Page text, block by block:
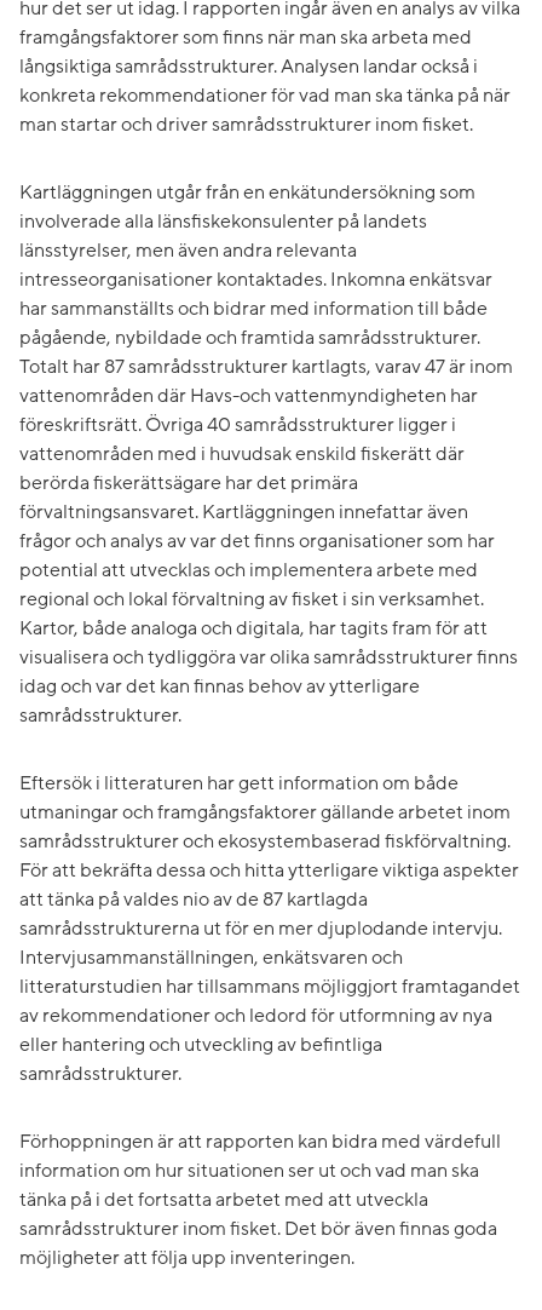
hur det ser ut idag. I rapporten ingår även en analys av vilka
framgångsfaktorer som finns när man ska arbeta med
långsiktiga samrådsstrukturer. Analysen landar också i
konkreta rekommendationer för vad man ska tänka på när
man startar och driver samrådsstrukturer inom fisket.
Kartläggningen utgår från en enkätundersökning som
involverade alla länsfiskekonsulenter på landets
länsstyrelser, men även andra relevanta
intresseorganisationer kontaktades. Inkomna enkätsvar
har sammanställts och bidrar med information till både
pågående, nybildade och framtida samrådsstrukturer.
Totalt har 87 samrådsstrukturer kartlagts, varav 47 är inom
vattenområden där Havs-och vattenmyndigheten har
föreskriftsrätt. Övriga 40 samrådsstrukturer ligger i
vattenområden med i huvudsak enskild fiskerätt där
berörda fiskerättsägare har det primära
förvaltningsansvaret. Kartläggningen innefattar även
frågor och analys av var det finns organisationer som har
potential att utvecklas och implementera arbete med
regional och lokal förvaltning av fisket i sin verksamhet.
Kartor, både analoga och digitala, har tagits fram för att
visualisera och tydliggöra var olika samrådsstrukturer finns
idag och var det kan finnas behov av ytterligare
samrådsstrukturer.
Eftersök i litteraturen har gett information om både
utmaningar och framgångsfaktorer gällande arbetet inom
samrådsstrukturer och ekosystembaserad fiskförvaltning.
För att bekräfta dessa och hitta ytterligare viktiga aspekter
att tänka på valdes nio av de 87 kartlagda
samrådsstrukturerna ut för en mer djuplodande intervju.
Intervjusammanställningen, enkätsvaren och
litteraturstudien har tillsammans möjliggjort framtagandet
av rekommendationer och ledord för utformning av nya
eller hantering och utveckling av befintliga
samrådsstrukturer.
Förhoppningen är att rapporten kan bidra med värdefull
information om hur situationen ser ut och vad man ska
tänka på i det fortsatta arbetet med att utveckla
samrådsstrukturer inom fisket. Det bör även finnas goda
möjligheter att följa upp inventeringen.